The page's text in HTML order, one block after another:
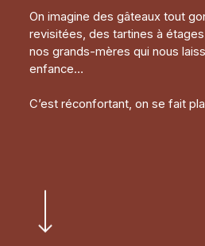
On imagine des gâteaux tout
revisitées, des tartines à
nos grands-mères qui nous
enfance…
C’est réconfortant, on se fait